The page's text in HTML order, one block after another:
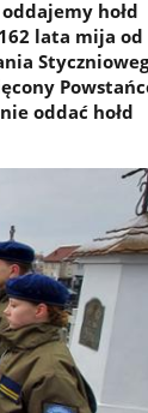
hołd
lata mija od
oddać hołd